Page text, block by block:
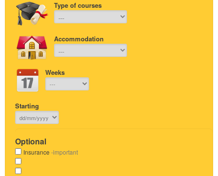
Type of courses
Accommodation
Weeks
Starting
Optional
Insurance -important